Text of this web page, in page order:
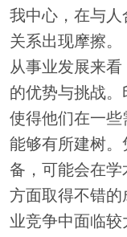
我中心，在与
关系出现摩擦。
从事业发展来
的优势与挑战。
使得他们在一
能够有所建树
备，可能会在
方面取得不错
业竞争中面临